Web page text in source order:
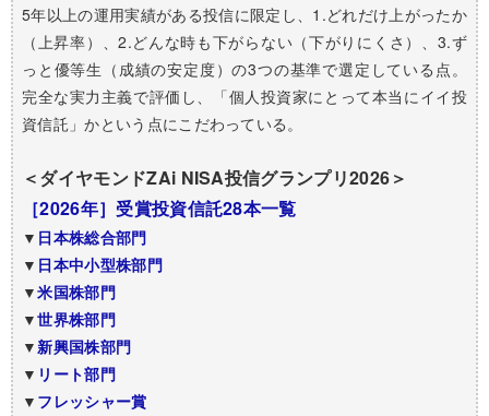
5年以上の運用実績がある投信に限定し、1.どれだけ上がったか
（上昇率）、2.どんな時も下がらない（下がりにくさ）、3.ず
っと優等生（成績の安定度）の3つの基準で選定している点。
完全な実力主義で評価し、「個人投資家にとって本当にイイ投
資信託」かという点にこだわっている。
＜ダイヤモンドZAi NISA投信グランプリ2026＞
［2026年］受賞投資信託28本一覧
▼ 日本株総合部門
▼ 日本中小型株部門
▼米国株部門
▼世界株部門
▼新興国株部門
▼ リート部門
▼ フレッシャー賞